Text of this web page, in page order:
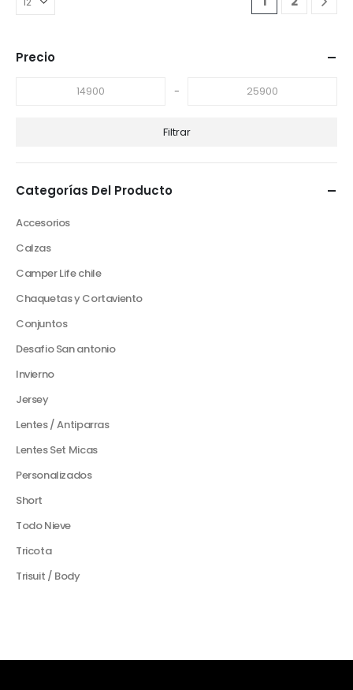
Precio
-
Filtrar
Categorías Del Producto
Accesorios
Calzas
Camper Life chile
Chaquetas y Cortaviento
Conjuntos
Desafio San antonio
Invierno
Jersey
Lentes / Antiparras
Lentes Set Micas
Personalizados
Short
Todo Nieve
Tricota
Trisuit / Body